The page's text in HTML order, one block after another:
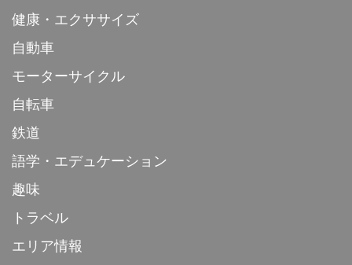
健康・エクササイズ
自動車
モーターサイクル
自転車
鉄道
語学・エデュケーション
趣味
トラベル
エリア情報